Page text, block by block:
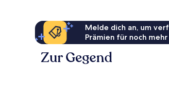
Melde dich an, um
Prämien für noch
Zur Gegend